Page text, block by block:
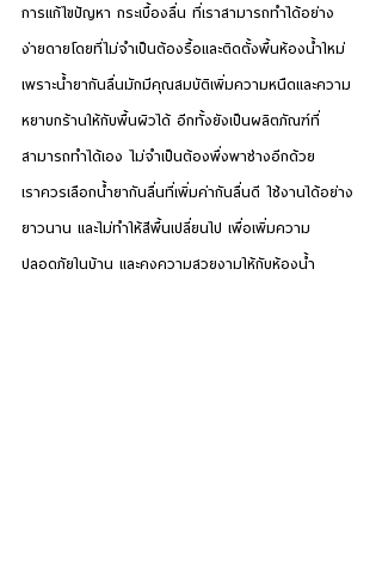
การแก้ไขปัญหา กระเบื้องลื่น ที่เราสามารถทำได้อย่าง
ง่ายดายโดยที่ไม่จำเป็นต้องรื้อและติดตั้งพื้นห้องน้ำใหม่
เพราะน้ำยากันลื่นมักมีคุณสมบัติเพิ่มความหนืดและความ
หยาบกร้านให้กับพื้นผิวได้ อีกทั้งยังเป็นผลิตภัณฑ์ที่
สามารถทำได้เอง ไม่จำเป็นต้องพึ่งพาช่างอีกด้วย
เราควรเลือกน้ำยากันลื่นที่เพิ่มค่ากันลื่นดี ใช้งานได้อย่าง
ยาวนาน และไม่ทำให้สีพื้นเปลี่ยนไป เพื่อเพิ่มความ
ปลอดภัยในบ้าน และคงความสวยงามให้กับห้องน้ำ